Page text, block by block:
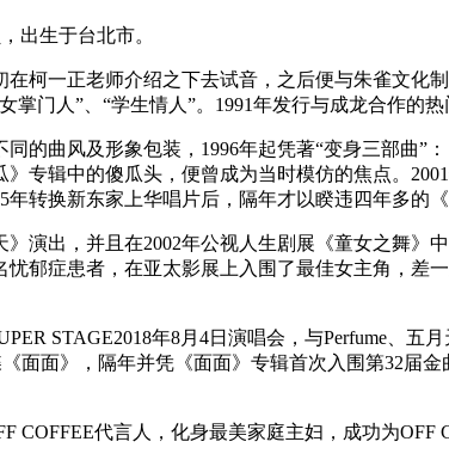
出生于台北市。
柯一正老师介绍之下去试音，之后便与朱雀文化
门人”、“学生情人”。1991年发行与成龙合作的
的曲风及形象包装，1996年起凭著“变身三部曲”
专辑中的傻瓜头，便曾成为当时模仿的焦点。
转换新东家上华唱片后，隔年才以睽违四年多的
演出，并且在2002年公视人生剧展《童女之舞》
郁症患者，在亚太影展上入围了最佳女主角，差
STAGE2018年8月4日演唱会，与Perfume、
面面》，隔年并凭《面面》专辑首次入围第32届
COFFEE代言人，化身最美家庭主妇，成功为